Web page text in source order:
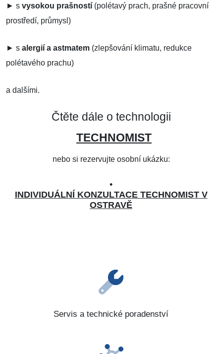
► s vysokou prašností (polétavý prach, prašné pracovní
prostředí, průmysl)
► s alergií a astmatem (zlepšování klimatu, redukce
polétavého prachu)
a dalšími.
Čtěte dále o technologii
TECHNOMIST
nebo si rezervujte osobní ukázku:
•
INDIVIDUÁLNÍ KONZULTACE TECHNOMIST V
OSTRAVĚ
Servis a technické poradenství